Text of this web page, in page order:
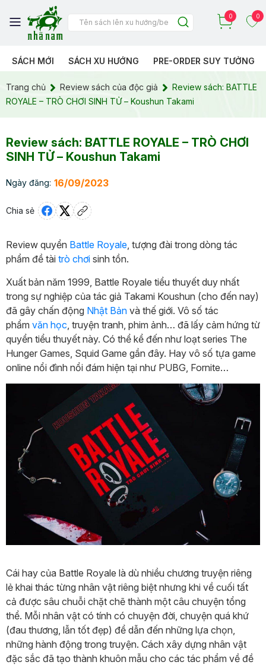
0 0
SÁCH MỚI SÁCH XU HƯỚNG PRE-ORDER SUY TƯỞNG
Trang chủ Review sách của độc giả
Review sách: BATTLE
ROYALE – TRÒ CHƠI SINH TỬ – Koushun Takami
Review sách: BATTLE ROYALE – TRÒ CHƠI
SINH TỬ – Koushun Takami
Ngày đăng: 16/09/2023
Chia sẻ
Review quyển Battle Royale , tượng đài trong dòng tác
phẩm đề tài trò chơi sinh tồn.
Xuất bản năm 1999, Battle Royale tiểu thuyết duy nhất
trong sự nghiệp của tác giả Takami Koushun (cho đến nay)
đã gây chấn động Nhật Bản và thế giới. Vô số tác
phẩm văn học , truyện tranh, phim ảnh… đã lấy cảm hứng từ
quyển tiểu thuyết này. Có thể kể đến như loạt series The
Hunger Games, Squid Game gần đây. Hay vô số tựa game
online nổi đình nổi đám hiện tại như PUBG, Fornite…
Cái hay của Battle Royale là dù nhiều chương truyện riêng
lẻ khai thác từng nhân vật riêng biệt nhưng khi về cuối tất
cả được sâu chuỗi chặt chẽ thành một câu chuyện tổng
thể. Mỗi nhân vật có tính có chuyện đời, chuyện quá khứ
(đau thương, lẫn tốt đẹp) để dẫn đến những lựa chọn,
những hành động trong truyện. Cách xây dựng nhân vật
đặc sắc đã tạo thành khuôn mẫu cho các tác phẩm về đề